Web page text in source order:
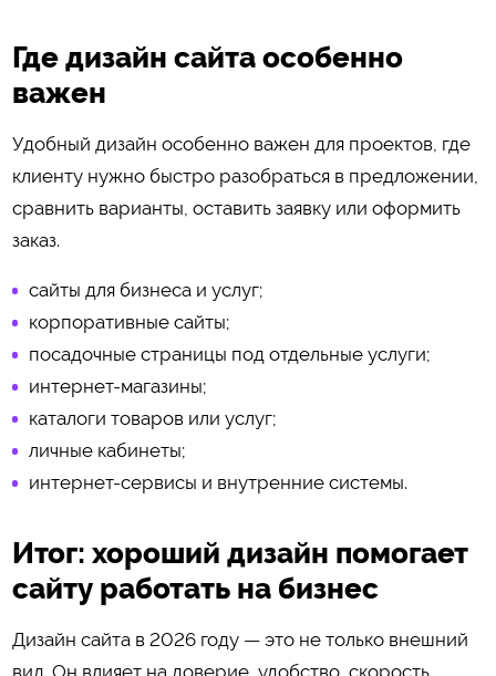
Где дизайн сайта особенно
важен
Удобный дизайн особенно важен для проектов, где
клиенту нужно быстро разобраться в предложении,
сравнить варианты, оставить заявку или оформить
заказ.
сайты для бизнеса и услуг;
корпоративные сайты;
посадочные страницы под отдельные услуги;
интернет-магазины;
каталоги товаров или услуг;
личные кабинеты;
интернет-сервисы и внутренние системы.
Итог: хороший дизайн помогает
сайту работать на бизнес
Дизайн сайта в 2026 году — это не только внешний
вид. Он влияет на доверие, удобство, скорость